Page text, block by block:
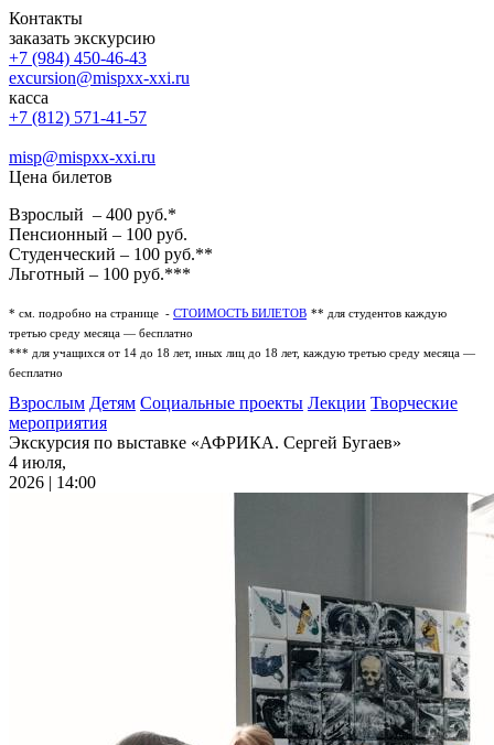
Контакты
заказать экскурсию
+7 (984) 450-46-43
excursion@mispxx-xxi.ru
касса
+7 (812) 571-41-57
misp@mispxx-xxi.ru
Цена билетов
Взрослый – 400 руб.*
Пенсионный – 100 руб.
Студенческий – 100 руб.**
Льготный – 100 руб.***
* см. подробно на странице - СТОИМОСТЬ БИЛЕТОВ ** для студентов каждую
третью среду месяца — бесплатно
*** для учащихся от 14 до 18 лет, иных лиц до 18 лет, каждую третью среду месяца —
бесплатно
Взрослым Детям Социальные проекты Лекции Творческие
мероприятия
Экскурсия по выставке «АФРИКА. Сергей Бугаев»
4 июля,
2026 | 14:00